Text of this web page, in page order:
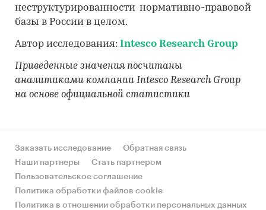
неструктурированности нормативно-правовой
базы в России в целом.
Автор исследования: Intesco Research Group
Приведенные значения посчитаны
аналитиками компании Intesco Research Group
на основе официальной статистики
Заказать исследование
Обратная связь
Наши партнеры
Стать партнером
Пользовательское соглашение
Политика обработки файлов cookie
Политика в отношении обработки персональных данных